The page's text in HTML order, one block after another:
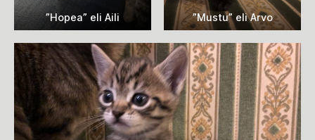
”Hopea” eli Aili ”Mustu” eli Arvo